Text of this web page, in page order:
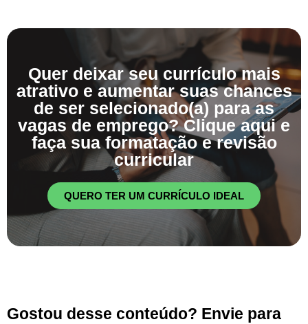
Quer deixar seu currículo mais
atrativo e aumentar suas chances
de ser selecionado(a) para as
vagas de emprego? Clique aqui e
faça sua formatação e revisão
curricular
QUERO TER UM CURRÍCULO IDEAL
Gostou desse conteúdo? Envie para